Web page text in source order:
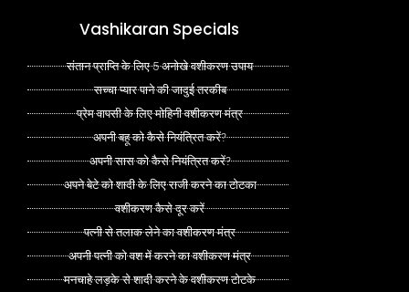
Vashikaran Specials
संतान प्राप्ति के लिए 5 अनोखे वशीकरण उपाय
सच्चा प्यार पाने की जादुई तरकीब
प्रेम वापसी के लिए मोहिनी वशीकरण मंत्र
अपनी बहू को कैसे नियंत्रित करें?
अपनी सास को कैसे नियंत्रित करें?
अपने बेटे को शादी के लिए राजी करने का टोटका
वशीकरण कैसे दूर करें
पत्नी से तलाक लेने का वशीकरण मंत्र
अपनी पत्नी को वश में करने का वशीकरण मंत्र
मनचाहे लड़के से शादी करने के वशीकरण टोटके